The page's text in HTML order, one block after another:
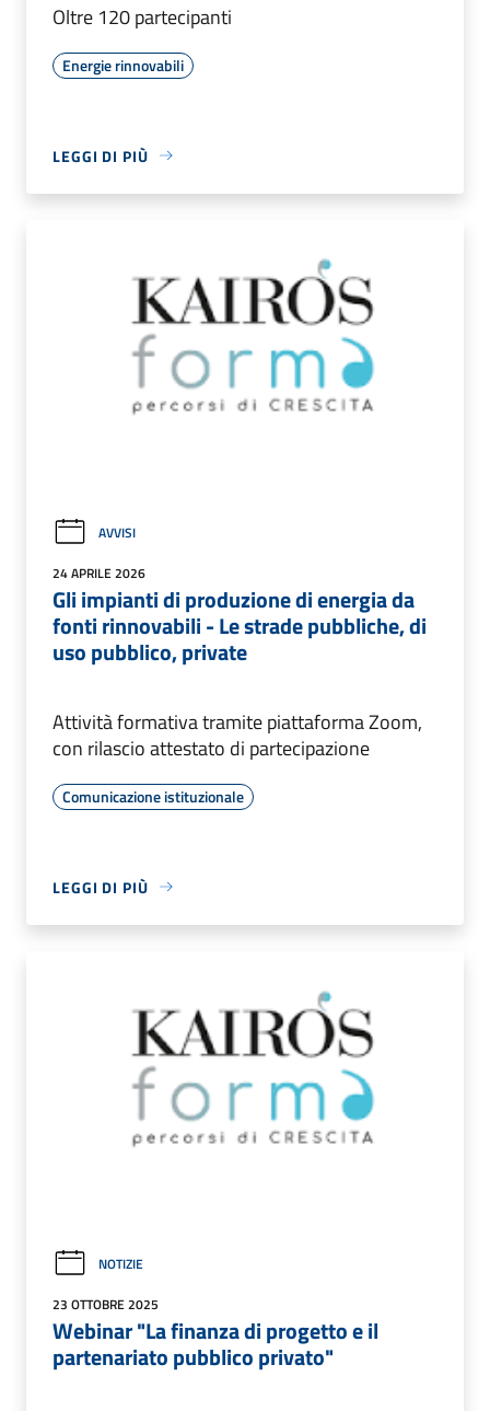
Oltre 120 partecipanti
Energie rinnovabili
LEGGI DI PIÙ
AVVISI
24 APRILE 2026
Gli impianti di produzione di energia da
fonti rinnovabili - Le strade pubbliche, di
uso pubblico, private
Attività formativa tramite piattaforma Zoom,
con rilascio attestato di partecipazione
Comunicazione istituzionale
LEGGI DI PIÙ
NOTIZIE
23 OTTOBRE 2025
Webinar "La finanza di progetto e il
partenariato pubblico privato"